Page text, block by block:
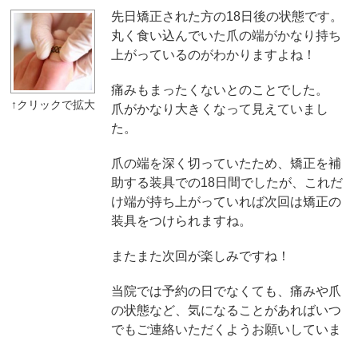
先日矯正された方の18日後の状態です。
丸く食い込んでいた爪の端がかなり持ち
上がっているのがわかりますよね！
痛みもまったくないとのことでした。
爪がかなり大きくなって見えていまし
た。
爪の端を深く切っていたため、矯正を補
助する装具での18日間でしたが、これだ
け端が持ち上がっていれば次回は矯正の
装具をつけられますね。
またまた次回が楽しみですね！
当院では予約の日でなくても、痛みや爪
の状態など、気になることがあればいつ
でもご連絡いただくようお願いしていま